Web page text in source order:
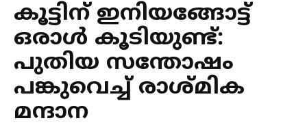
കൂട്ടിന് ഇനിയങ്ങോട്ട്
ഒരാൾ കൂടിയുണ്ട്:
പുതിയ സന്തോഷം
പങ്കുവെച്ച് രാശ്മിക
മന്ദാന